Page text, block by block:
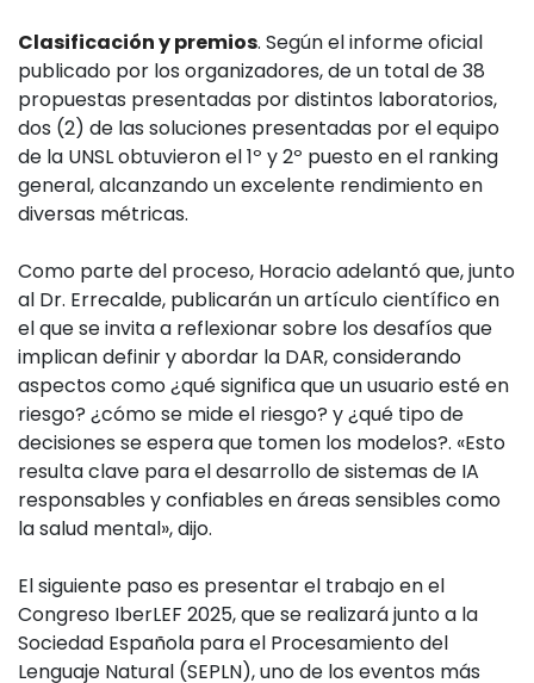
Clasificación y premios. Según el informe oficial
publicado por los organizadores, de un total de 38
propuestas presentadas por distintos laboratorios,
dos (2) de las soluciones presentadas por el equipo
de la UNSL obtuvieron el 1º y 2º puesto en el ranking
general, alcanzando un excelente rendimiento en
diversas métricas.
Como parte del proceso, Horacio adelantó que, junto
al Dr. Errecalde, publicarán un artículo científico en
el que se invita a reflexionar sobre los desafíos que
implican definir y abordar la DAR, considerando
aspectos como ¿qué significa que un usuario esté en
riesgo? ¿cómo se mide el riesgo? y ¿qué tipo de
decisiones se espera que tomen los modelos?. «Esto
resulta clave para el desarrollo de sistemas de IA
responsables y confiables en áreas sensibles como
la salud mental», dijo.
El siguiente paso es presentar el trabajo en el
Congreso IberLEF 2025, que se realizará junto a la
Sociedad Española para el Procesamiento del
Lenguaje Natural (SEPLN), uno de los eventos más